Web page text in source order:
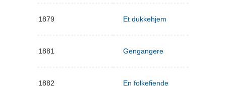
1879 Et dukkehjem
1881 Gengangere
1882 En folkefiende